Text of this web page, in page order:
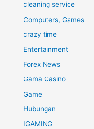
cleaning service
Computers, Games
crazy time
Entertainment
Forex News
Gama Casino
Game
Hubungan
IGAMING